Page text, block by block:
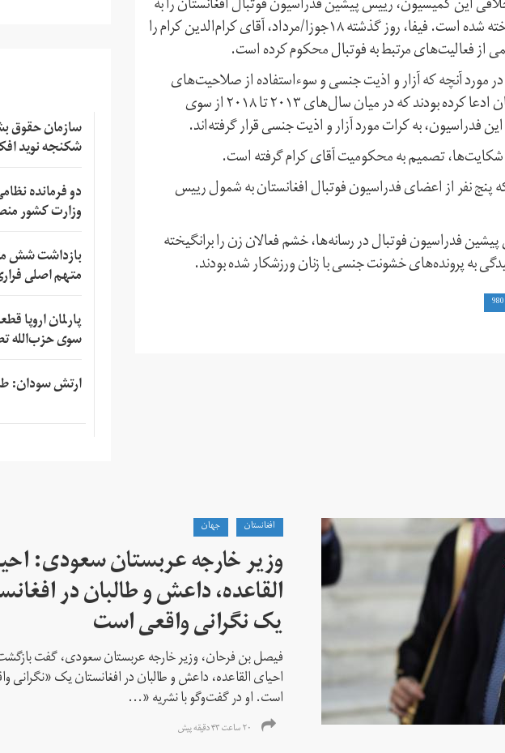
اتهام آزار و اذیت مکرر جنسی زنان فوتبالیست مقصر شناخته شده است. فیفا، روز گذشته ۱۸جوزا/مرداد، آقای کرام‌الدین کرام را
از فعالیت‌های مرتبط به فوتبال محکوم کرده است.
در مورد آنچه که آزار و اذیت جنسی و سوءاستفاده از صلاحیت‌های
وظیفه‌ای عنوان شده، به فیفا شکایت کرده بودند. این زنان ادعا کرده بودند که در میان سال‌های ۲۰۱۳ تا ۲۰۱۸ از سوی
به کرات مورد آزار و اذیت جنسی قرار گرفته‌اند.
شکایت‌ها، تصمیم به محکومیت آقای کرام گرفته است.
پنج نفر از اعضای فدراسیون فوتبال افغانستان به شمول رییس
فدراسیون فوتبال در رسانه‌ها، خشم فعالان زن را برانگیخته
به پرونده‌های خشونت جنسی با زنان ورزشکار شده بودند.
سازمان حقوق
شکنجه نوید
دو فرمانده
وزارت کشور
بازداشت شش
متهم اصلی
پارلمان اروپا
سوی حزب‌الله
ارتش سودان:
افغانستان جهان
وزیر خارجه عربستان سعودی:
القاعده،‌ داعش و طالبان در
یک نگرانی واقعی است
فیصل بن فرحان، ‌وزیر خارجه عربستان سعودی، گفت
احیای القاعده،‌ داعش و طالبان در افغانستان یک «نگرانی
است. او در گفت‌وگو با نشریه «...
۲۰ ساعت ۴۳ دقیقه پیش